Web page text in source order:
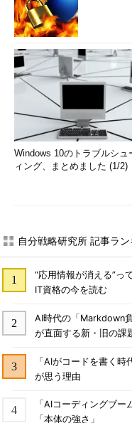
Windows 10のトラブルシュ
ィング、まとめました (1/2)
自分戦略研究所 記事ラ
“応用情報が消える”
IT資格の今を読む
AI時代の「Markdown
が直面する新・旧の課
「AIがコードを書く
が思う理由
「AIコーディングブ
「本体の強さ」